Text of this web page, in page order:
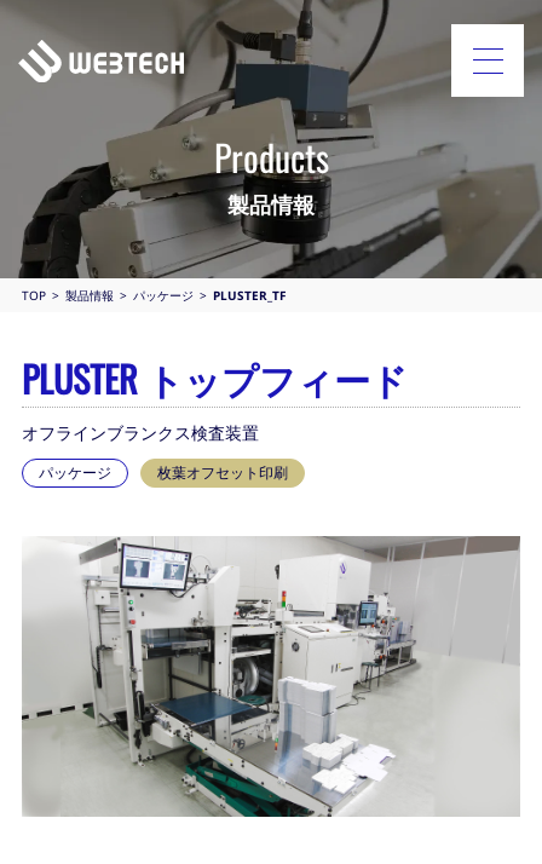
Products
製品情報
TOP 製品情報 パッケージ PLUSTER_TF
PLUSTER トップフィード
オフラインブランクス検査装置
パッケージ 枚葉オフセット印刷